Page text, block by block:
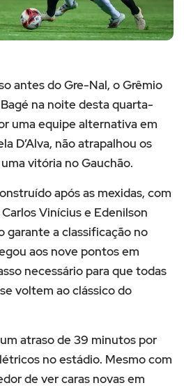
antes do Gre-Nal, o Grêmio
na noite desta quarta-
uma equipe alternativa em
D’Alva, não atrapalhou os
vitória no Gauchão.
após as mexidas, com
Vinícius e Edenilson
garante a classificação no
aos nove pontos em
necessário para que todas
voltem ao clássico do
atraso de 39 minutos por
no estádio. Mesmo com
de ver caras novas em